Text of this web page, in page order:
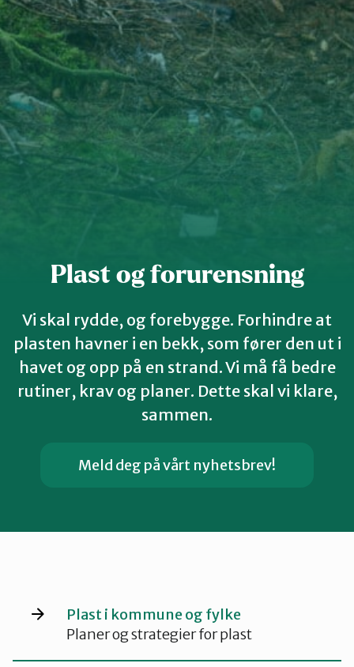
Bli medlem
Kvinnherad
Nordhordland
Øygarden
Plast og forurensning
Vi skal rydde, og forebygge. Forhindre at
plasten havner i en bekk, som fører den ut i
havet og opp på en strand. Vi må få bedre
rutiner, krav og planer. Dette skal vi klare,
sammen.
Meld deg på vårt nyhetsbrev!
Plast i kommune og fylke
Planer og strategier for plast